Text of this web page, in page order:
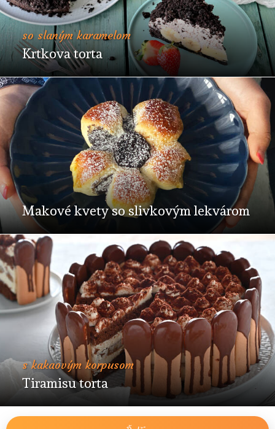
so slaným karamelom
Krtkova torta
Makové kvety so slivkovým lekvárom
s kakaovým korpusom
Tiramisu torta